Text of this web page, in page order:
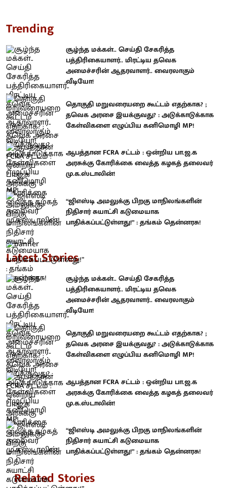
Trending
சூழ்ந்த மக்கள்.. செய்தி சேகரித்த
பத்திரிகையாளர்.. மிரட்டிய தவெக
அமைச்சரின் ஆதரவாளர்.. வைரலாகும்
வீடியோ!
தொகுதி மறுவரையறை கூட்டம் எதற்காக? ;
தவெக அரசை இயக்குவது? : அடுக்காடுக்காக
கேள்விகளை எழுப்பிய கனிமொழி MP!
ஆபத்தான FCRA சட்டம் : ஒன்றிய பா.ஜ.க
அரசுக்கு கோரிக்கை வைத்த கழகத் தலைவர்
மு.க.ஸ்டாலின்!
“ஜிஎஸ்டி அமலுக்கு பிறகு மாநிலங்களின்
நிதிசார் சுயாட்சி கடுமையாக
பாதிக்கப்பட்டுள்ளது!” : தங்கம் தென்னரசு!
Latest Stories
சூழ்ந்த மக்கள்.. செய்தி சேகரித்த
பத்திரிகையாளர்.. மிரட்டிய தவெக
அமைச்சரின் ஆதரவாளர்.. வைரலாகும்
வீடியோ!
தொகுதி மறுவரையறை கூட்டம் எதற்காக? ;
தவெக அரசை இயக்குவது? : அடுக்காடுக்காக
கேள்விகளை எழுப்பிய கனிமொழி MP!
ஆபத்தான FCRA சட்டம் : ஒன்றிய பா.ஜ.க
அரசுக்கு கோரிக்கை வைத்த கழகத் தலைவர்
மு.க.ஸ்டாலின்!
“ஜிஎஸ்டி அமலுக்கு பிறகு மாநிலங்களின்
நிதிசார் சுயாட்சி கடுமையாக
பாதிக்கப்பட்டுள்ளது!” : தங்கம் தென்னரசு!
Related Stories